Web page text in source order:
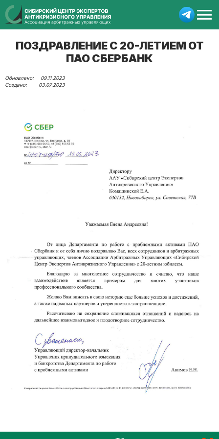
ПОЗДРАВЛЕНИЕ С 20-ЛЕТИЕМ ОТ
ПАО СБЕРБАНК
09.11.2023
03.07.2023